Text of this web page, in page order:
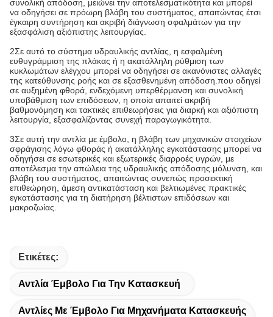
συνολική απόδοση, μειώνει την αποτελεσματικότητα και μπορεί
να οδηγήσει σε πρόωρη βλάβη του συστήματος, απαιτώντας έτσι
έγκαιρη συντήρηση και ακριβή διάγνωση σφαλμάτων για την
εξασφάλιση αξιόπιστης λειτουργίας.
2Σε αυτό το σύστημα υδραυλικής αντλίας, η εσφαλμένη
ευθυγράμμιση της πλάκας ή η ακατάλληλη ρύθμιση των
κυκλωμάτων ελέγχου μπορεί να οδηγήσει σε ακανόνιστες αλλαγές
της κατεύθυνσης ροής και σε εξασθενημένη απόδοση.που οδηγεί
σε αυξημένη φθορά, ενδεχόμενη υπερθέρμανση και συνολική
υποβάθμιση των επιδόσεων, η οποία απαιτεί ακριβή
βαθμονόμηση και τακτικές επιθεωρήσεις για διαρκή και αξιόπιστη
λειτουργία, εξασφαλίζοντας συνεχή παραγωγικότητα.
3Σε αυτή την αντλία με έμβολο, η βλάβη των μηχανικών στοιχείων
σφράγισης λόγω φθοράς ή ακατάλληλης εγκατάστασης μπορεί να
οδηγήσει σε εσωτερικές και εξωτερικές διαρροές υγρών, με
αποτέλεσμα την απώλεια της υδραυλικής απόδοσης.μόλυνση, και
βλάβη του συστήματος, απαιτώντας συνεπώς προσεκτική
επιθεώρηση, άμεση αντικατάσταση και βελτιωμένες πρακτικές
εγκατάστασης για τη διατήρηση βέλτιστων επιδόσεων και
μακροζωίας.
Ετικέτες:
Αντλία Έμβολο Για Την Κατασκευή
Αντλίες Με Έμβολο Για Μηχανήματα Κατασκευής